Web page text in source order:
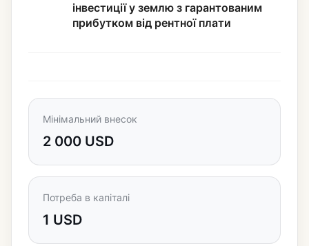
інвестиції у землю з гарантованим
прибутком від рентної плати
Мінімальний внесок
2 000 USD
Потреба в капіталі
1 USD